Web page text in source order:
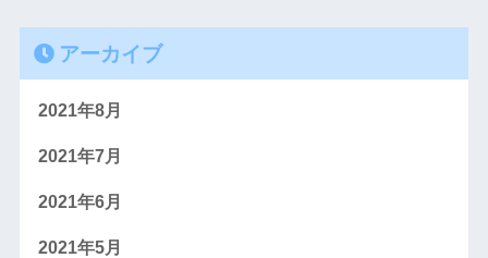
アーカイブ
2021年8月
2021年7月
2021年6月
2021年5月